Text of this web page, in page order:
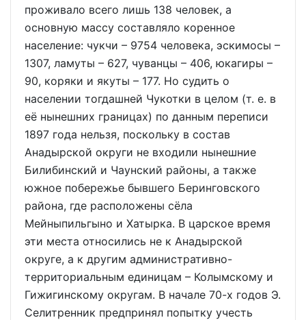
проживало всего лишь 138 человек, а
основную массу составляло коренное
население: чукчи – 9754 человека, эскимосы –
1307, ламуты – 627, чуванцы – 406, юкагиры –
90, коряки и якуты – 177. Но судить о
населении тогдашней Чукотки в целом (т. е. в
её нынешних границах) по данным переписи
1897 года нельзя, поскольку в состав
Анадырской округи не входили нынешние
Билибинский и Чаунский районы, а также
южное побережье бывшего Беринговского
района, где расположены сёла
Мейныпильгыно и Хатырка. В царское время
эти места относились не к Анадырской
округе, а к другим административно-
территориальным единицам – Колымскому и
Гижигинскому округам. В начале 70-х годов Э.
Селитренник предпринял попытку учесть